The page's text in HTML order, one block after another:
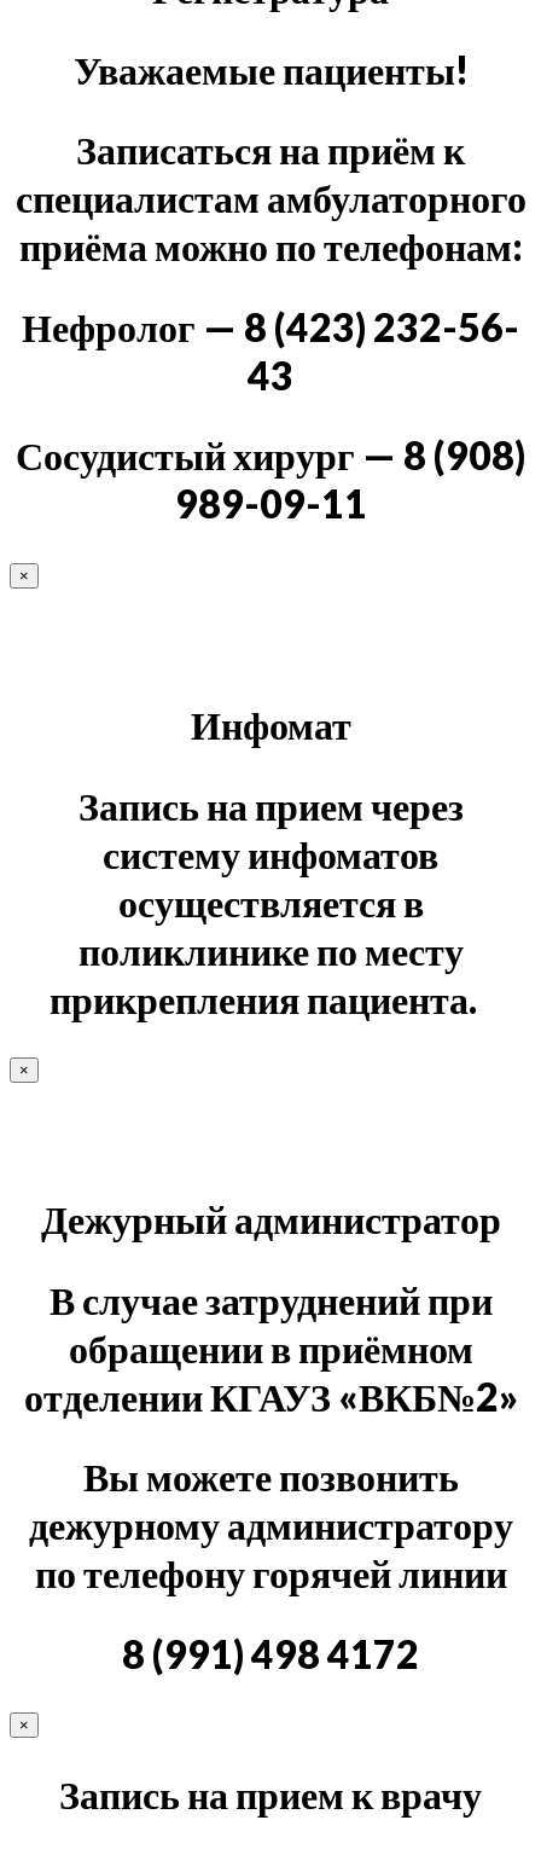
Уважаемые пациенты!
Записаться на приём к
специалистам амбулаторного
приёма можно по телефонам:
Нефролог — 8 (423) 232-56-
43
Сосудистый хирург — 8 (908)
989-09-11
×
Инфомат
Запись на прием через
систему инфоматов
осуществляется в
поликлинике по месту
прикрепления пациента.
×
Дежурный администратор
В случае затруднений при
обращении в приёмном
отделении КГАУЗ «ВКБ№2»
Вы можете позвонить
дежурному администратору
по телефону горячей линии
8 (991) 498 4172
×
Запись на прием к врачу